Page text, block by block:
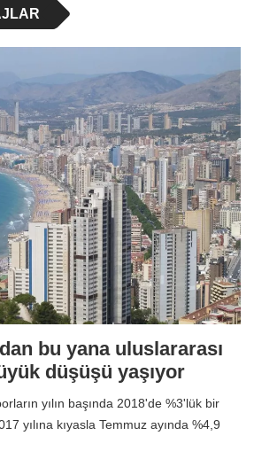
bu yana uluslararası
düşüşü yaşıyor
yılın başında 2018'de %3'lük bir
yılına kıyasla Temmuz ayında %4,9